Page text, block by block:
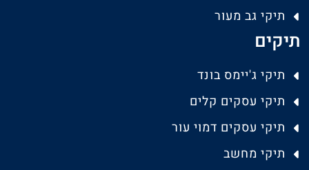
תיקי גב מעור
תיקים
תיקי ג'יימס בונד
תיקי עסקים קלים
תיקי עסקים דמוי עור
תיקי מחשב